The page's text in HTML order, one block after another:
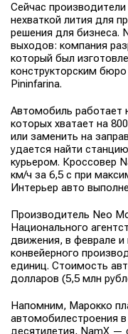
Сейчас
нехваткой лития для
решения для бизнеса.
выходов: компания
который был
конструкторским
Pininfarina.
Автомобиль работает
которых хватает на
или заменить на
удается найти
курьером. Кроссовер
км/ч за 6,5 с при
Интерьер авто
Производитель Neo
Национального
движения, в феврале
конвейерного
единиц. Стоимость
долларов (5,5 млн
Напомним, Марокко
автомобилестроения
десятилетия, NamX —